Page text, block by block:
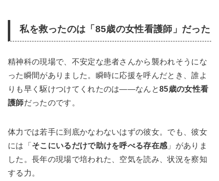
私を救ったのは「85歳の女性看護師」だった
精神科の現場で、不安定な患者さんから襲われそうにな
った瞬間がありました。瞬時に応援を呼んだとき、誰よ
りも早く駆けつけてくれたのは——なんと85歳の女性看
護師だったのです。
体力では若手に到底かなわないはずの彼女。でも、彼女
には「 そこにいるだけで助けを呼べる存在感 」がありま
した。長年の現場で培われた、空気を読み、状況を察知
する力。